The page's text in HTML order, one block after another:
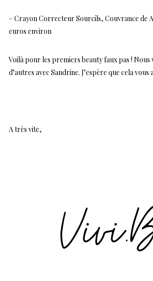
– Crayon Correcteur Sourcils, Couvrance de
euros environ
Voilà pour les premiers beauty faux pas !
d’autres avec Sandrine. J’espère que cela vous
A très vite,